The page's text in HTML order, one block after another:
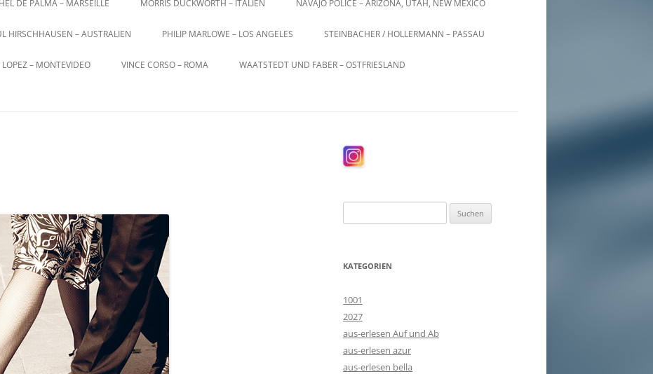
DE PALMA – MARSEILLE MORRIS DUCKWORTH – ITALIEN NAVAJO POLICE – ARIZONA, UTAH, NEW MEXICO
HIRSCHHAUSEN – AUSTRALIEN PHILIP MARLOWE – LOS ANGELES STEINBACHER / HOLLERMANN – PASSAU
LOPEZ – MONTEVIDEO VINCE CORSO – ROMA WAATSTEDT UND FABER – OSTFRIESLAND
nach:
KATEGORIEN
1001
2027
aus-erlesen Auf und Ab
aus-erlesen azur
aus-erlesen bella